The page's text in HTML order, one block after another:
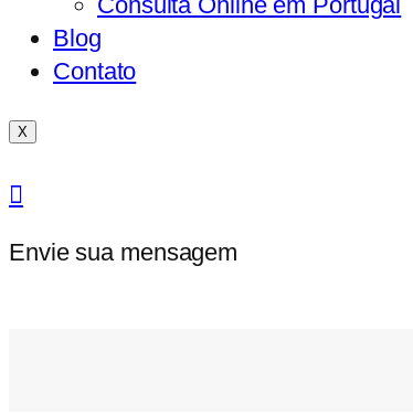
Blog
Contato
X
Envie sua mensagem